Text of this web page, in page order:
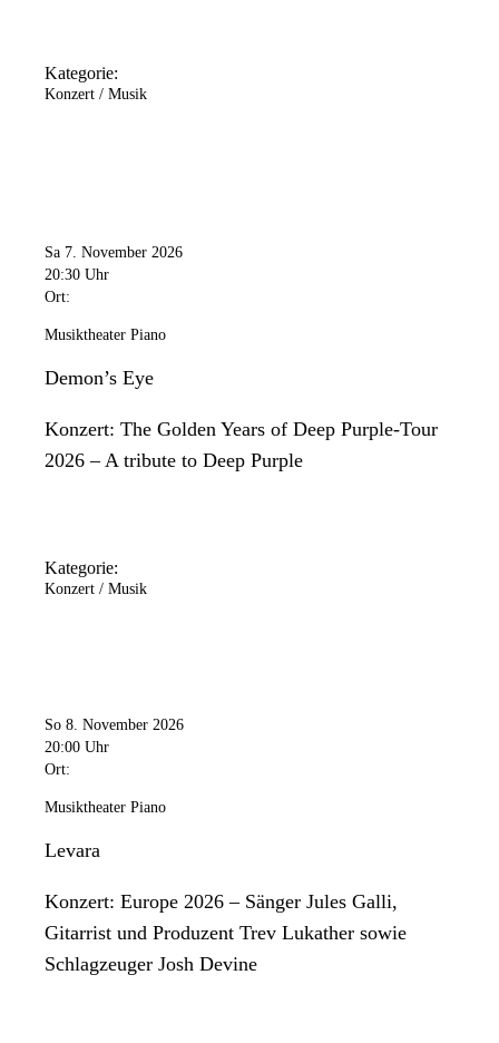
Kategorie:
Konzert / Musik
Sa 7. November 2026
20:30 Uhr
Ort:
Musiktheater Piano
Demon’s Eye
Konzert: The Golden Years of Deep Purple-Tour
2026 – A tribute to Deep Purple
Kategorie:
Konzert / Musik
So 8. November 2026
20:00 Uhr
Ort:
Musiktheater Piano
Levara
Konzert: Europe 2026 – Sänger Jules Galli,
Gitarrist und Produzent Trev Lukather sowie
Schlagzeuger Josh Devine